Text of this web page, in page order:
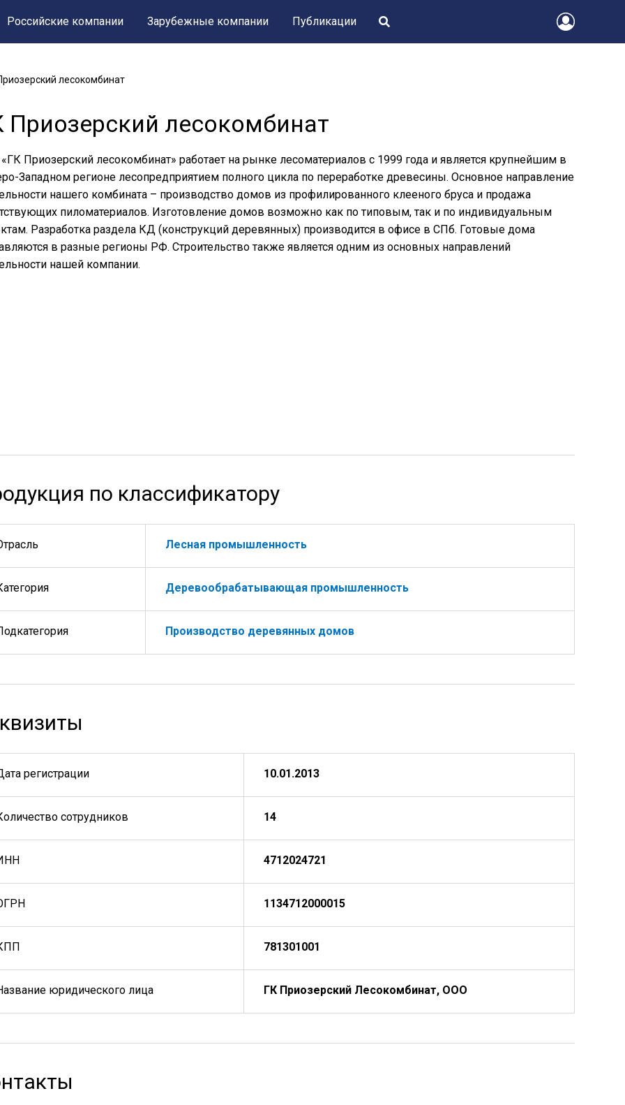
Российские компании Зарубежные компании Публикации
лесокомбинат
Приозерский лесокомбинат
Приозерский лесокомбинат» работает на рынке лесоматериалов с 1999 года и является крупнейшим в
Западном регионе лесопредприятием полного цикла по переработке древесины. Основное направление
нашего комбината – производство домов из профилированного клееного бруса и продажа
пиломатериалов. Изготовление домов возможно как по типовым, так и по индивидуальным
Разработка раздела КД (конструкций деревянных) производится в офисе в СПб. Готовые дома
в разные регионы РФ. Строительство также является одним из основных направлений
нашей компании.
по классификатору
Лесная промышленность
Деревообрабатывающая промышленность
Производство деревянных домов
регистрации 10.01.2013
сотрудников 14
4712024721
1134712000015
781301001
юридического лица ГК Приозерский Лесокомбинат, ООО